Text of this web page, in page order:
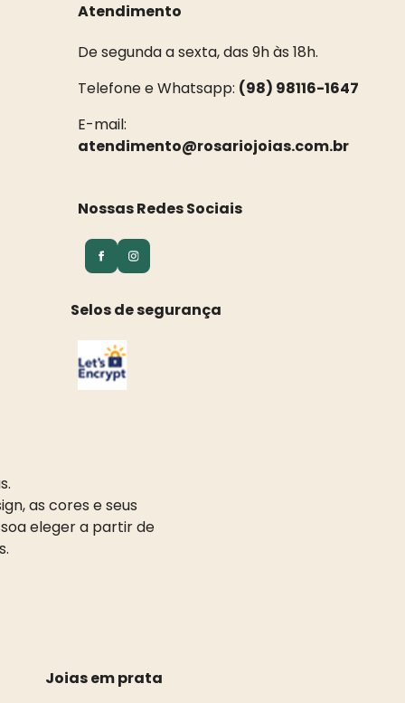
Atendimento
De segunda a sexta, das 9h às 18h.
Telefone e Whatsapp: (98) 98116-1647
E-mail:
atendimento@rosariojoias.com.br
Nossas Redes Sociais
Selos de segurança
as cores e seus
eleger a partir de
Joias em prata